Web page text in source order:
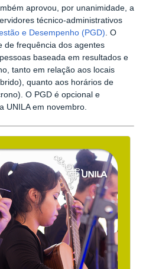
aprovou, por unanimidade, a
técnico-administrativos
e Desempenho (PGD). O
de frequência dos agentes
baseada em resultados e
tanto em relação aos locais
quanto aos horários de
O PGD é opcional e
UNILA em novembro.